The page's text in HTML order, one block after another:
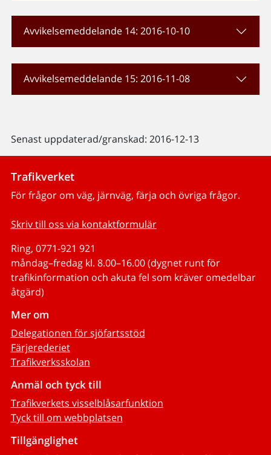
Avvikelsemeddelande 14: 2016-10-10
Avvikelsemeddelande 15: 2016-11-08
Senast uppdaterad/granskad: 2016-12-13
Trafikverket
För frågor om väg, järnväg, färja och övriga frågor.
Skriv till oss via kontaktformulär
Ring, 0771-921 921
måndag–fredag kl. 8.00–16.00 (dygnet runt för
trafikinformation och akuta fel som kräver omedelbar
åtgärd)
Mer om
Delegationen för sjöfartsstöd
Färjerederiet
Trafikverksskolan
Anmäl och tyck till
Trafikverkets visselblåsarfunktion
Tyck till om webbplatsen
Tillgänglighet